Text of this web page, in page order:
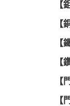
【
【
【
【
【
【